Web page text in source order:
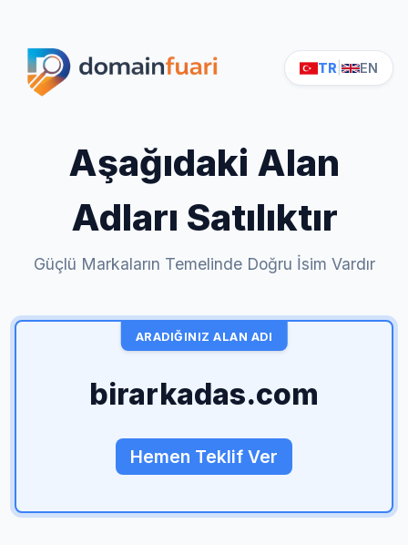
TR EN
Aşağıdaki Alan
Adları Satılıktır
Güçlü Markaların Temelinde Doğru İsim Vardır
ARADIĞINIZ ALAN ADI
birarkadas.com
Hemen Teklif Ver